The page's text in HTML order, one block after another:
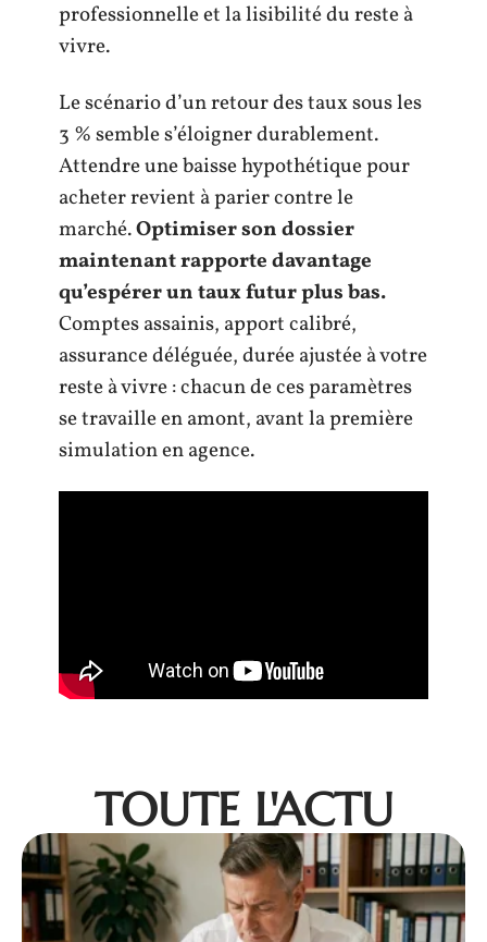
professionnelle et la lisibilité du reste à
vivre.
Le scénario d’un retour des taux sous les
3 % semble s’éloigner durablement.
Attendre une baisse hypothétique pour
acheter revient à parier contre le
marché.Optimiser son dossier
maintenant rapporte davantage
qu’espérer un taux futur plus bas.
Comptes assainis, apport calibré,
assurance déléguée, durée ajustée à votre
reste à vivre : chacun de ces paramètres
se travaille en amont, avant la première
simulation en agence.
TOUTE L'ACTU